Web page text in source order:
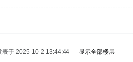
表于 2025-10-2 13:44:44 显示全部楼层